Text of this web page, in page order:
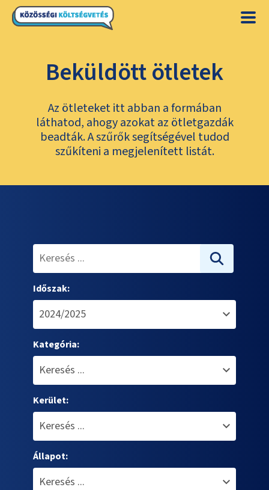
Beküldött ötletek
Az ötleteket itt abban a formában
láthatod, ahogy azokat az ötletgazdák
beadták. A szűrők segítségével tudod
szűkíteni a megjelenített listát.
Időszak:
Kategória:
Kerület:
Állapot: